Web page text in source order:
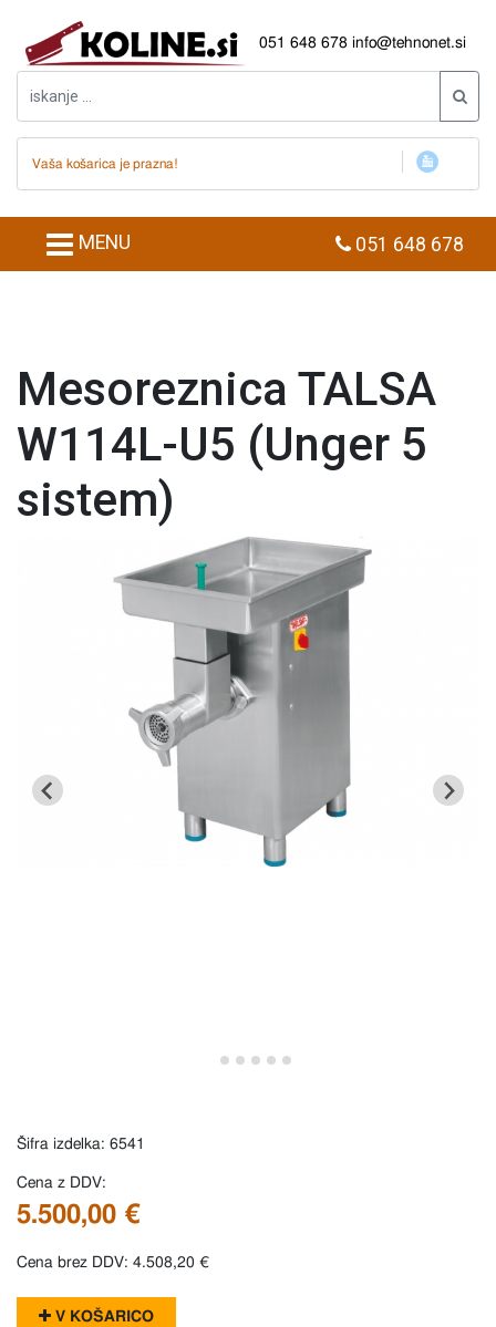
051 648 678 info@tehnonet.si
Vaša košarica je prazna!
MENU 051 648 678
Mesoreznica TALSA
W114L-U5 (Unger 5
sistem)
Šifra izdelka: 6541
Cena z DDV:
5.500,00 €
Cena brez DDV: 4.508,20 €
V KOŠARICO